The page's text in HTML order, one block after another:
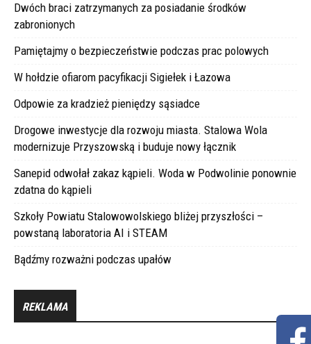
Dwóch braci zatrzymanych za posiadanie środków
zabronionych
Pamiętajmy o bezpieczeństwie podczas prac polowych
W hołdzie ofiarom pacyfikacji Sigiełek i Łazowa
Odpowie za kradzież pieniędzy sąsiadce
Drogowe inwestycje dla rozwoju miasta. Stalowa Wola
modernizuje Przyszowską i buduje nowy łącznik
Sanepid odwołał zakaz kąpieli. Woda w Podwolinie ponownie
zdatna do kąpieli
Szkoły Powiatu Stalowowolskiego bliżej przyszłości –
powstaną laboratoria AI i STEAM
Bądźmy rozważni podczas upałów
REKLAMA